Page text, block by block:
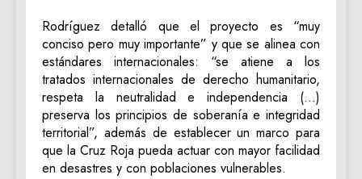
Rodríguez detalló que el proyecto es “muy
conciso pero muy importante” y que se alinea con
estándares internacionales: “se atiene a los
tratados internacionales de derecho humanitario,
respeta la neutralidad e independencia (…)
preserva los principios de soberanía e integridad
territorial”, además de establecer un marco para
que la Cruz Roja pueda actuar con mayor facilidad
en desastres y con poblaciones vulnerables.